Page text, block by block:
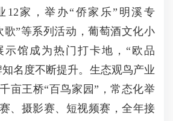
12家，举办“侨家乐”明溪专
歌”等系列活动，葡萄酒文化小
示馆成为热门打卡地，“欧品
名度不断提升。生态观鸟产业
亩王桥“百鸟家园”，常态化举
、摄影赛、短视频赛，全年接